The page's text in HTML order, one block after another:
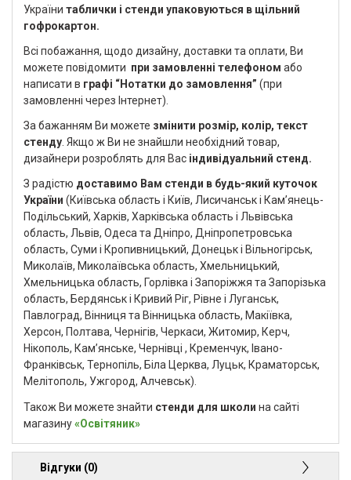
України таблички і стенди упаковуються в щільний
гофрокартон.
Всі побажання, щодо дизайну, доставки та оплати, Ви
можете повідомити при замовленні телефоном або
написати в графі “Нотатки до замовлення” (при
замовленні через Інтернет).
За бажанням Ви можете змінити розмір, колір, текст
стенду. Якщо ж Ви не знайшли необхідний товар,
дизайнери розроблять для Вас індивідуальний стенд.
З радістю доставимо Вам стенди в будь-який куточок
України (Київська область і Київ, Лисичанськ і Кам’янець-
Подільський, Харків, Харківська область і Львівська
область, Львів, Одеса та Дніпро, Дніпропетровська
область, Суми і Кропивницький, Донецьк і Вільногірськ,
Миколаїв, Миколаївська область, Хмельницький,
Хмельницька область, Горлівка і Запоріжжя та Запорізька
область, Бердянськ і Кривий Ріг, Рівне і Луганськ,
Павлоград, Вінниця та Вінницька область, Макіївка,
Херсон, Полтава, Чернігів, Черкаси, Житомир, Керч,
Нікополь, Кам’янське, Чернівці , Кременчук, Івано-
Франківськ, Тернопіль, Біла Церква, Луцьк, Краматорськ,
Мелітополь, Ужгород, Алчевськ).
Також Ви можете знайти стенди для школи на сайті
магазину«Освітяник»
Відгуки (0)